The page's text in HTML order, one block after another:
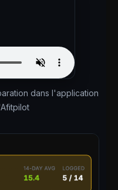
dans l'application